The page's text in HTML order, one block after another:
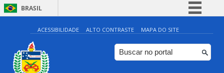
BRASIL
Simplifique!
Comunica BR
Participe
ACESSIBILIDADE ALTO CONTRASTE MAPA DO SITE